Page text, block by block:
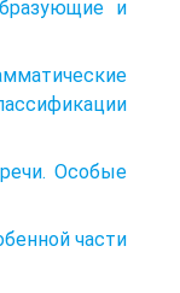
и
Особые
части